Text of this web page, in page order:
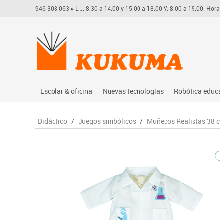
946 308 063 ▸ L-J: 8:30 a 14:00 y 15:00 a 18:00 V: 8:00 a 15:00.
Escolar & oficina
Archivo
Manualidades
Nuevas tecnologías
Audio
Soportes
Videoconferencia
Videoproyección
Robótica
Arduino
Otros
Didáctico / Juegos simbólicos / Muñecos Realistas 38